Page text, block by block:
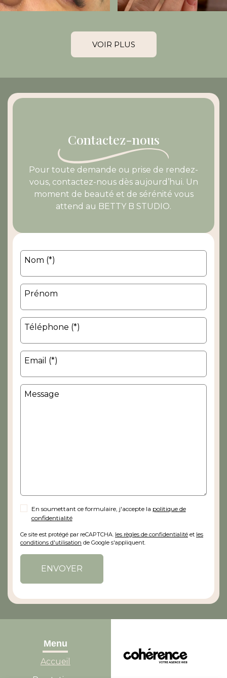
VOIR PLUS
Contactez-nous
Pour toute demande ou prise de rendez-
vous, contactez-nous dès aujourd’hui. Un
moment de beauté et de sérénité vous
attend au BETTY B STUDIO.
Nom (*)
Prénom
Téléphone (*)
Email (*)
Message
En soumettant ce formulaire, j'accepte la politique de
confidentialité
Ce site est protégé par reCAPTCHA. les règles de confidentialité et les
conditions d'utilisation de Google s'appliquent.
Menu
Accueil